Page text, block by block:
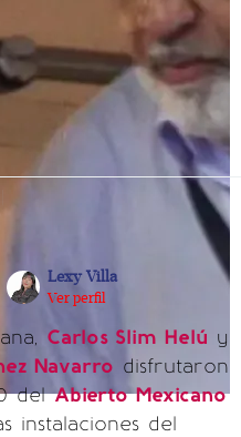
Lexy Villa
Ver perfil
Carlos Slim Helú y
Navarro disfrutaron
delAbierto Mexicano
instalaciones del